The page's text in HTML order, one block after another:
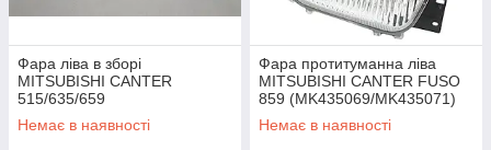
Фара ліва в зборі
MITSUBISHI CANTER
515/635/659
(MC139784/MC139780)
JAPACO
Немає в наявності
Фара протитуманна ліва
MITSUBISHI CANTER FUSO
859 (MK435069/MK435071)
JAPACO
Немає в наявності